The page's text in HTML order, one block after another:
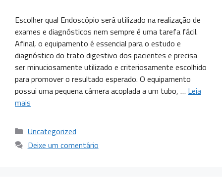
Escolher qual Endoscópio será utilizado na realização de
exames e diagnósticos nem sempre é uma tarefa fácil.
Afinal, o equipamento é essencial para o estudo e
diagnóstico do trato digestivo dos pacientes e precisa
ser minuciosamente utilizado e criteriosamente escolhido
para promover o resultado esperado. O equipamento
possui uma pequena câmera acoplada a um tubo, … Leia
mais
Uncategorized
Deixe um comentário